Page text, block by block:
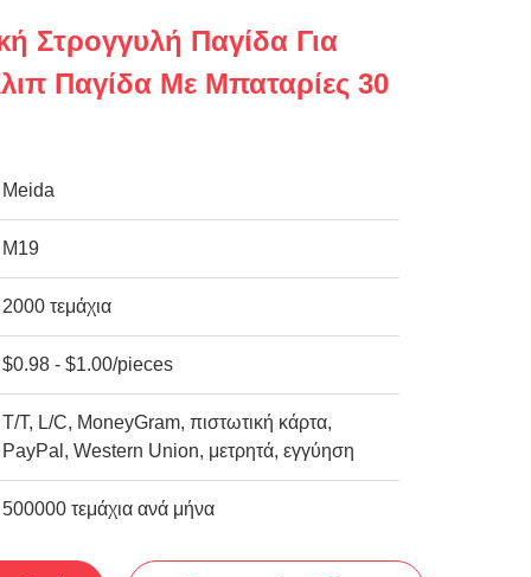
Στρογγυλή Παγίδα Για
Παγίδα Με Μπαταρίες 30
Meida
M19
2000 τεμάχια
$0.98 - $1.00/pieces
Τ/Τ, L/C, MoneyGram, πιστωτική κάρτα,
PayPal, Western Union, μετρητά, εγγύηση
500000 τεμάχια ανά μήνα